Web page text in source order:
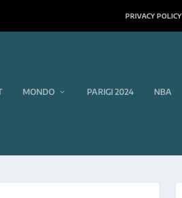
PRIVACY POLICY
MONDO PARIGI 2024 NBA